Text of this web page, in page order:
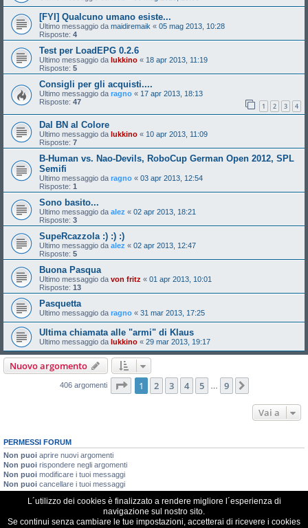
[FYI] Qualcuno umano esiste...
Ultimo messaggio da maidiremaik « 05 mag 2013, 10:28
Risposte: 4
Test per LoadEPG 0.2.6
Ultimo messaggio da lukkino « 18 apr 2013, 11:19
Risposte: 5
Consigli per gli acquisti....
Ultimo messaggio da ragno « 17 apr 2013, 18:13
Risposte: 47 1 2 3 4
Dal BN al Colore
Ultimo messaggio da lukkino « 10 apr 2013, 11:09
Risposte: 7
B-Human vs. Nao-Devils, RoboCup German Open 2012, SPL
Semifi
Ultimo messaggio da ragno « 03 apr 2013, 12:54
Risposte: 1
Sono basito...
Ultimo messaggio da alez « 02 apr 2013, 18:21
Risposte: 3
SupeRcazzola :) :) :)
Ultimo messaggio da alez « 02 apr 2013, 12:47
Risposte: 5
Buona Pasqua
Ultimo messaggio da von fritz « 01 apr 2013, 10:01
Risposte: 13
Pasquetta
Ultimo messaggio da ragno « 31 mar 2013, 17:25
Ultima chiamata alle "armi" di Klaus
Ultimo messaggio da lukkino « 29 mar 2013, 19:17
Nuovo argomento
406 argomenti Pagina di
1 2 3 4 5 9
Vai a
PERMESSI FORUM
Non puoi aprire nuovi argomenti
Non puoi rispondere negli argomenti
Non puoi modificare i tuoi messaggi
Non puoi cancellare i tuoi messaggi
Non puoiinviare allegati
VDR Italia, comunità italiana utilizzatori VDR
L´utilizzo dei cookies è finalizzato a rendere migliore l´esperienza di
navigazione sul nostro sito.
Se continui senza cambiare le tue impostazioni, accetterai di ricevere i cookies